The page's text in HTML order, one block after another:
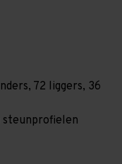
72 liggers, 36
steunprofielen